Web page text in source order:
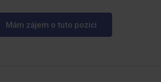
Mám zájem o tuto pozici